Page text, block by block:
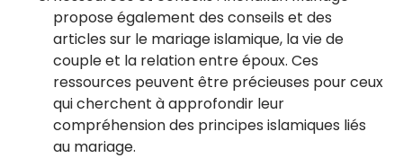
propose également des conseils et des
articles sur le mariage islamique, la vie de
couple et la relation entre époux. Ces
ressources peuvent être précieuses pour ceux
qui cherchent à approfondir leur
compréhension des principes islamiques liés
au mariage.